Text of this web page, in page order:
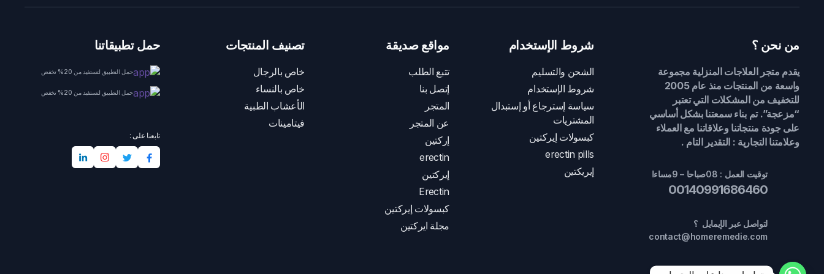
من نحن ؟
يقدم متجر العلاجات المنزلية مجموعة
واسعة من المنتجات منذ عام 2005
للتخفيف من المشكلات التي تعتبر
“مزعجة”. تم بناء سمعتنا بشكل أساسي
على جودة منتجاتنا وعلاقاتنا مع العملاء
وعلامتنا التجارية : التقدير التام .
توقيت العمل : 08صباحا – 9مساءا
00140991686460
لتواصل عبر الإيمايل ؟
contact@homeremedie.com
شروط الإستخدام
الشحن والتسليم
شروط الإستخدام
سياسة إسترجاع أو إستبدال
المشتريات
كبسولات إيركتين
erectin pills
إيريكتين
مواقع صديقة
تتبع الطلب
إتصل بنا
المتجر
عن المتجر
إركتين
erectin
إيركتين
Erectin
كبسولات إيركتين
مجلة ايركتين
تصنيف المنتجات
خاص بالرجال
خاص بالنساء
الأعشاب الطبية
فيتامينات
حمل تطبيقاتنا
حمل التطبيق لتستفيد من 20% تخفض
حمل التطبيق لتستفيد من 20% تخفض
تابعنا على :